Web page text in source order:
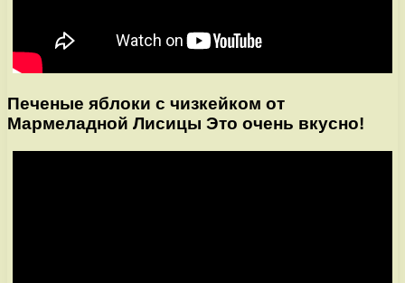
Печеные яблоки с чизкейком от
Мармеладной Лисицы Это очень вкусно!